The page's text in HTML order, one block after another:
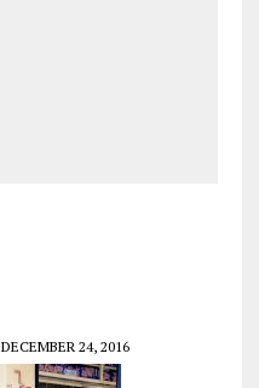
DECEMBER 24, 2016